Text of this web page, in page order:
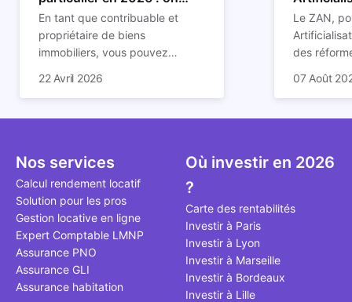
vous explique tout
En tant que contribuable et
propriétaire de biens
immobiliers, vous pouvez
imposition en optimisant votre
nombreuses méthodes légales
toutes les explications dans
notre article.
22 Avril 2026
son
Le ZAN,
des
des
et de la
bâtis.
plus mal
bien que
décrivent
le point à
07 Août
Nos services
Calcul rendement locatif
Solution pour les pros
Gestion locative en ligne
Expert Comptable LMNP
Assurance PNO
Assurance GLI
Assurance habitation
Où investir en 2026
?
Carte des rentabilités
Investir à Paris
Investir à Lyon
Investir à Marseille
Investir à Bordeaux
Investir à Lille